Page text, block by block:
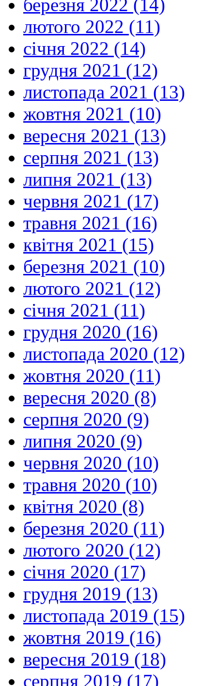
березня 2022 (14)
лютого 2022 (11)
січня 2022 (14)
грудня 2021 (12)
листопада 2021 (13)
жовтня 2021 (10)
вересня 2021 (13)
серпня 2021 (13)
липня 2021 (13)
червня 2021 (17)
травня 2021 (16)
квітня 2021 (15)
березня 2021 (10)
лютого 2021 (12)
січня 2021 (11)
грудня 2020 (16)
листопада 2020 (12)
жовтня 2020 (11)
вересня 2020 (8)
серпня 2020 (9)
липня 2020 (9)
червня 2020 (10)
травня 2020 (10)
квітня 2020 (8)
березня 2020 (11)
лютого 2020 (12)
січня 2020 (17)
грудня 2019 (13)
листопада 2019 (15)
жовтня 2019 (16)
вересня 2019 (18)
серпня 2019 (17)